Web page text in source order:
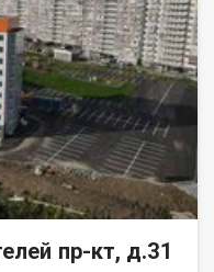
пр-кт, д.31